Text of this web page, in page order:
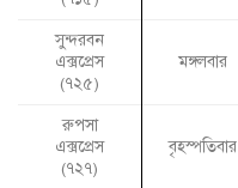
সুন্দরবন
এক্সপ্রেস
(৭২৫)
মঙ্গলবার
রুপসা
এক্সপ্রেস
(৭২৭)
বৃহস্পতিবার